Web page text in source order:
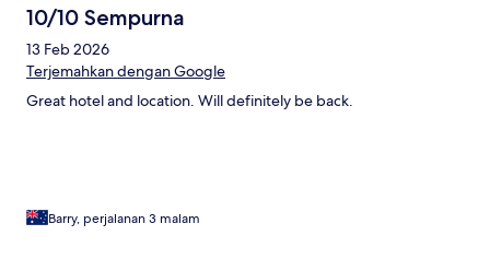
10/10 Sempurna
13 Feb 2026
Terjemahkan dengan Google
Great hotel and location. Will definitely be back.
Barry, perjalanan 3 malam